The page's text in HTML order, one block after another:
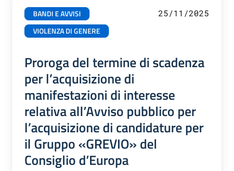
BANDI E AVVISI
VIOLENZA DI GENERE
25/11/2025
Proroga del termine di scadenza
per l’acquisizione di
manifestazioni di interesse
relativa all’Avviso pubblico per
l’acquisizione di candidature per
il Gruppo «GREVIO» del
Consiglio d’Europa